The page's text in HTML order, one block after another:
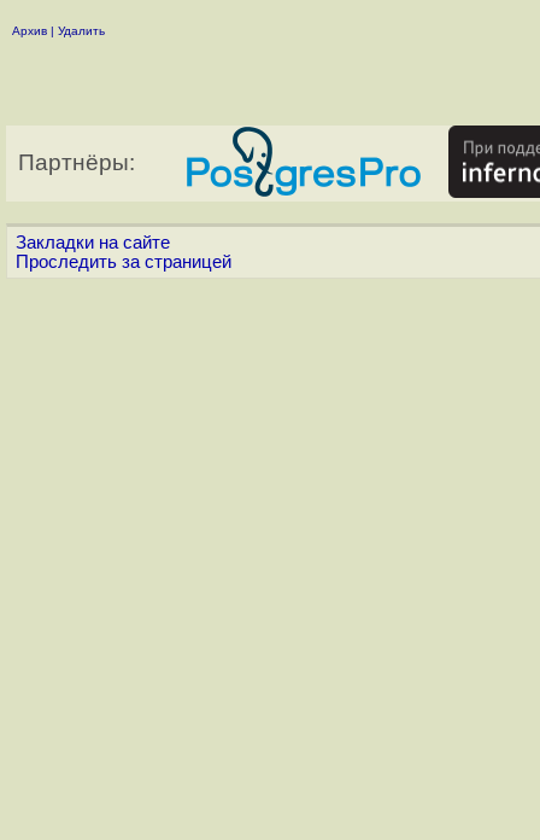
Архив | Удалить
Партнёры:
Закладки на сайте
Проследить за страницей